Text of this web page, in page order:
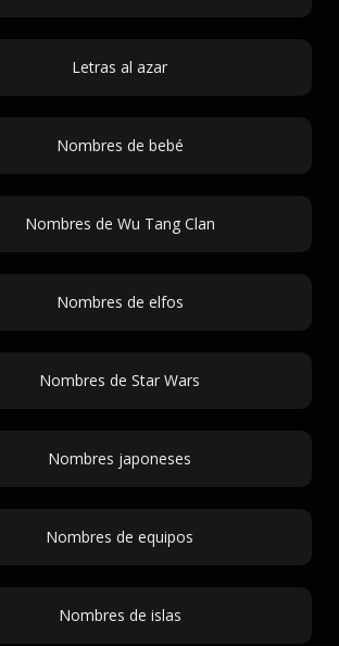
Letras al azar
Nombres de bebé
Nombres de Wu Tang Clan
Nombres de elfos
Nombres de Star Wars
Nombres japoneses
Nombres de equipos
Nombres de islas